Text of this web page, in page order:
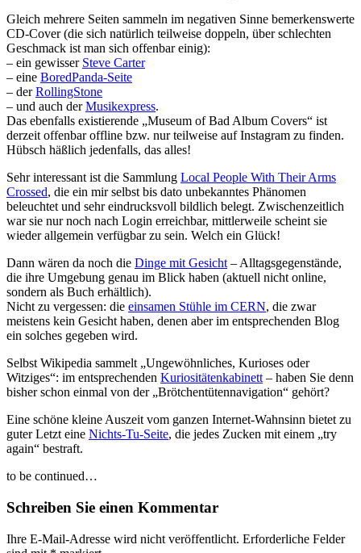
Gleich mehrere Seiten sammeln im negativen Sinne bemerkenswerte
CD-Cover (die sich natürlich teilweise doppeln, über schlechten
Geschmack ist man sich offenbar einig):
– ein gewisser Steve Carter
– eine BoredPanda-Seite
– derRollingStone
– und auch derMusikexpress.
Das ebenfalls existierende „Museum of Bad Album Covers“ ist
derzeit offenbar offline bzw. nur teilweise auf Instagram zu finden.
Hübsch häßlich jedenfalls, das alles!
Sehr interessant ist die Sammlung Local People With Their Arms
Crossed, die ein mir selbst bis dato unbekanntes Phänomen
beleuchtet und sehr eindrucksvoll bildlich belegt. Zwischenzeitlich
war sie nur noch nach Login erreichbar, mittlerweile scheint sie
wieder allgemein verfügbar zu sein. Welch ein Glück!
Dann wären da noch die Dinge mit Gesicht – Alltagsgegenstände,
die ihre Umgebung genau im Blick haben (aktuell nicht online,
sondern als Buch erhältlich).
Nicht zu vergessen: die einsamen Stühle im CERN, die zwar
meistens kein Gesicht haben, denen aber im entsprechenden Blog
ein solches gegeben wird.
Selbst Wikipedia sammelt „Ungewöhnliches, Kurioses oder
Witziges“: im entsprechenden Kuriositätenkabinett – haben Sie denn
bisher schon einmal von der „Brötchentütennavigation“ gehört?
Eine schöne kleine Auszeit vom ganzen Internet-Wahnsinn bietet zu
guter Letzt eine Nichts-Tu-Seite, die jedes Zucken mit einem „try
again“ bestraft.
to be continued…
Schreiben Sie einen Kommentar
Ihre E-Mail-Adresse wird nicht veröffentlicht. Erforderliche Felder